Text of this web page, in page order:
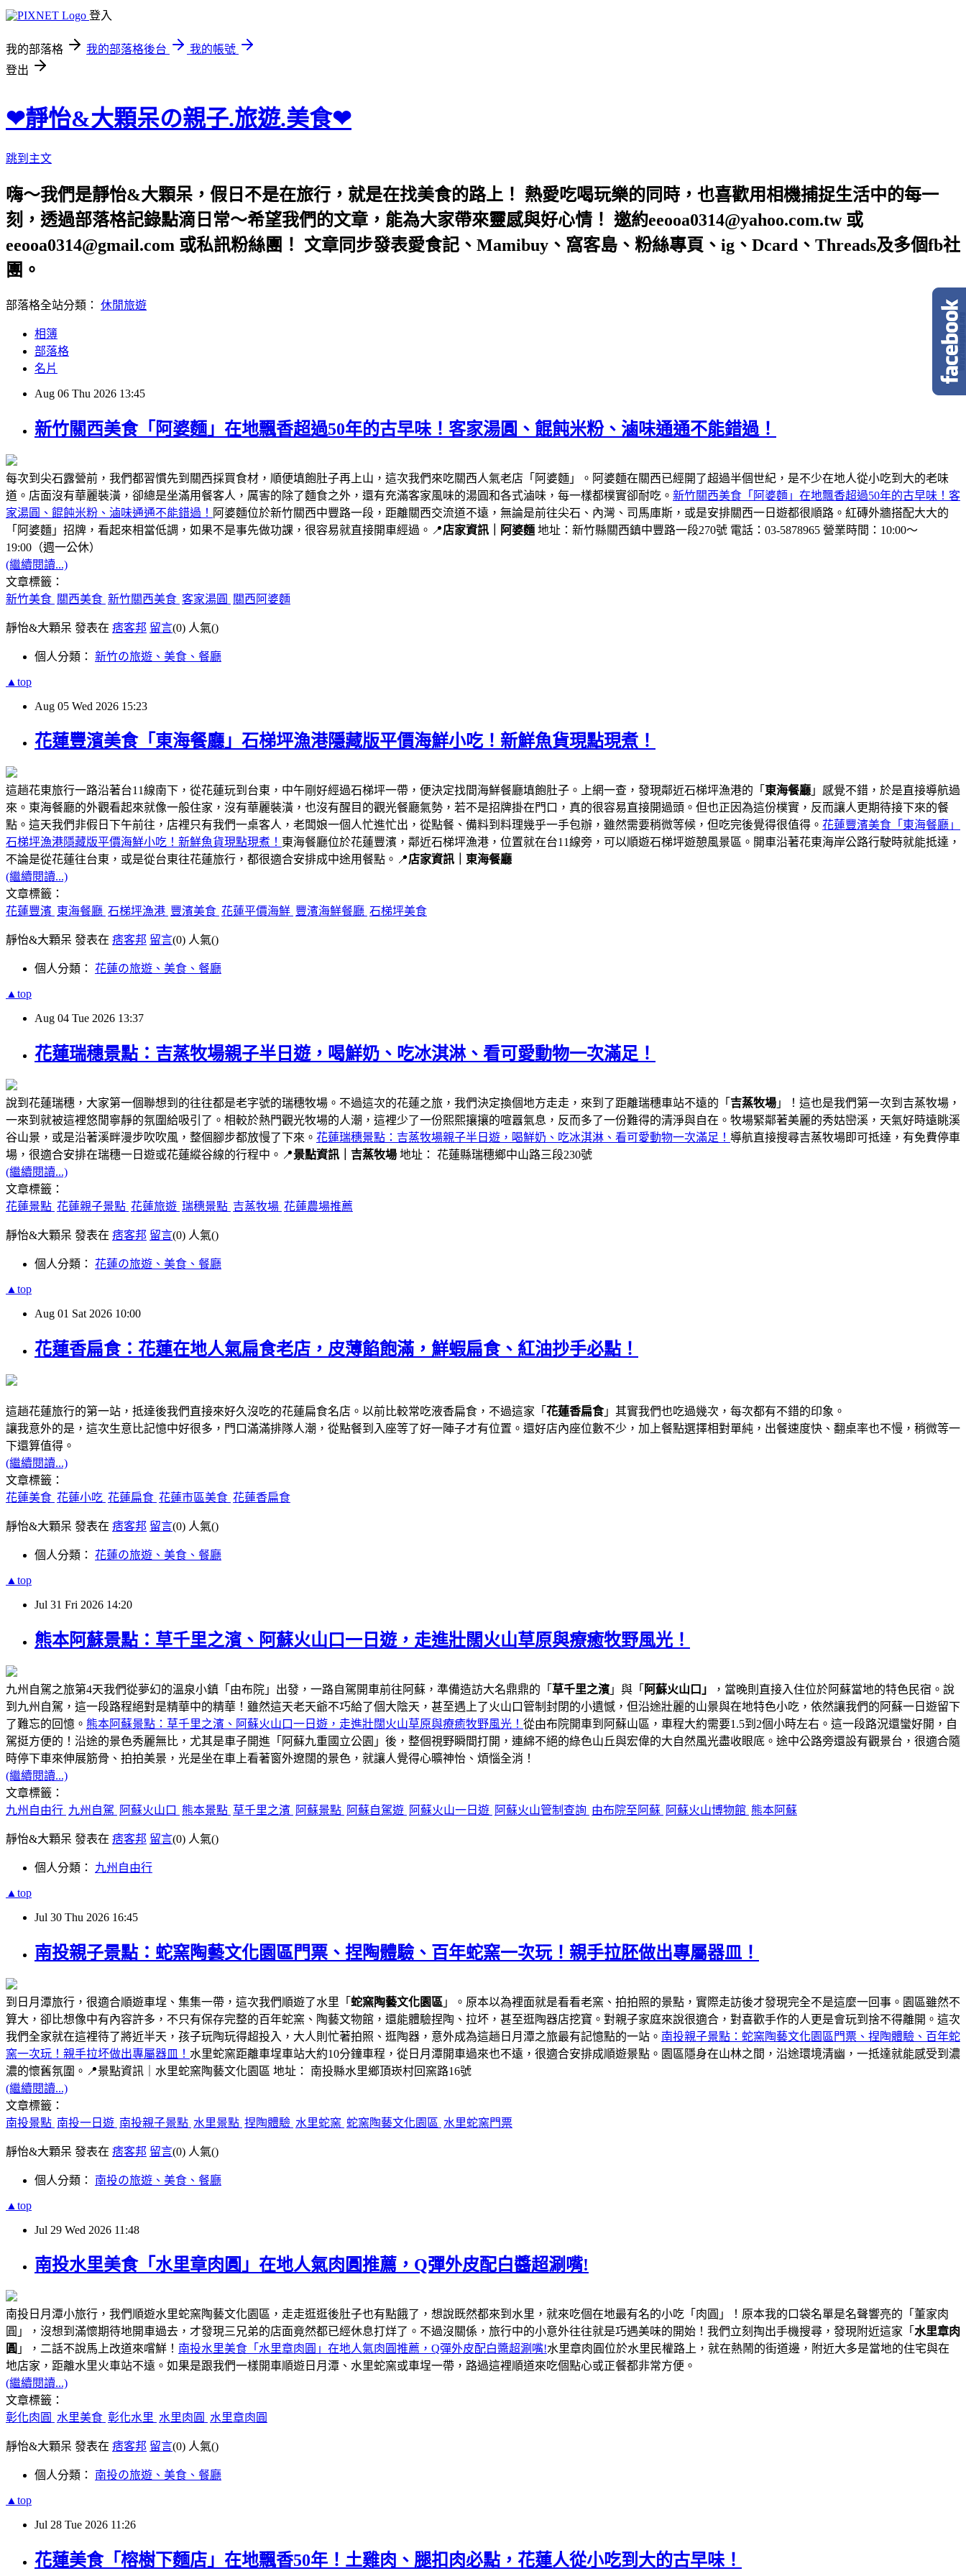
登入
我的部落格 我的部落格後台
我的帳號
登出
❤靜怡&大顆呆の親子.旅遊.美食❤
跳到主文
嗨～我們是靜怡&大顆呆，假日不是在旅行，就是在找美食的路上！ 熱愛吃喝玩樂的同時，也喜歡用相機捕捉生活中的每一
刻，透過部落格記錄點滴日常～希望我們的文章，能為大家帶來靈感與好心情！ 邀約eeooa0314@yahoo.com.tw 或
eeooa0314@gmail.com 或私訊粉絲團！ 文章同步發表愛食記、Mamibuy、窩客島、粉絲專頁、ig、Dcard、Threads及多個fb社
團。
部落格全站分類： 休閒旅遊
相簿
部落格
名片
Aug 06 Thu 2026 13:45
新竹關西美食「阿婆麵」在地飄香超過50年的古早味！客家湯圓、餛飩米粉、滷味通通不能錯過！
每次到尖石露營前，我們都習慣先到關西採買食材，順便填飽肚子再上山，這次我們來吃關西人氣老店「阿婆麵」。阿婆麵在關西已經開了超過半個世紀，是不少在地人從小吃到大的老味
道。店面沒有華麗裝潢，卻總是坐滿用餐客人，厲害的除了麵食之外，還有充滿客家風味的湯圓和各式滷味，每一樣都樸實卻耐吃。 新竹關西美食「阿婆麵」在地飄香超過50年的古早味！客
家湯圓、餛飩米粉、滷味通通不能錯過！ 阿婆麵位於新竹關西中豐路一段，距離關西交流道不遠，無論是前往尖石、內灣、司馬庫斯，或是安排關西一日遊都很順路。紅磚外牆搭配大大的
「阿婆麵」招牌，看起來相當低調，如果不是事先做功課，很容易就直接開車經過。📍店家資訊｜阿婆麵 地址：新竹縣關西鎮中豐路一段270號 電話：03-5878965 營業時間：10:00～
19:00（週一公休）
(繼續閱讀...)
文章標籤：
新竹美食 關西美食 新竹關西美食 客家湯圓 關西阿婆麵
靜怡&大顆呆 發表在 痞客邦 留言(0) 人氣()
個人分類： 新竹の旅遊、美食、餐廳
▲top
Aug 05 Wed 2026 15:23
花蓮豐濱美食「東海餐廳」石梯坪漁港隱藏版平價海鮮小吃！新鮮魚貨現點現煮！
這趟花東旅行一路沿著台11線南下，從花蓮玩到台東，中午剛好經過石梯坪一帶，便決定找間海鮮餐廳填飽肚子。上網一查，發現鄰近石梯坪漁港的「 東海餐廳 」感覺不錯，於是直接導航過
來。東海餐廳的外觀看起來就像一般住家，沒有華麗裝潢，也沒有醒目的觀光餐廳氣勢，若不是招牌掛在門口，真的很容易直接開過頭。但也正因為這份樸實，反而讓人更期待接下來的餐
點。這天我們非假日下午前往，店裡只有我們一桌客人，老闆娘一個人忙進忙出，從點餐、備料到料理幾乎一手包辦，雖然需要稍微等候，但吃完後覺得很值得。 花蓮豐濱美食「東海餐廳」
石梯坪漁港隱藏版平價海鮮小吃！新鮮魚貨現點現煮！ 東海餐廳位於花蓮豐濱，鄰近石梯坪漁港，位置就在台11線旁，可以順遊石梯坪遊憩風景區。開車沿著花東海岸公路行駛時就能抵達，
不論是從花蓮往台東，或是從台東往花蓮旅行，都很適合安排成中途用餐點。📍店家資訊｜東海餐廳
(繼續閱讀...)
文章標籤：
花蓮豐濱 東海餐廳 石梯坪漁港 豐濱美食 花蓮平價海鮮 豐濱海鮮餐廳 石梯坪美食
靜怡&大顆呆 發表在 痞客邦 留言(0) 人氣()
個人分類： 花蓮の旅遊、美食、餐廳
▲top
Aug 04 Tue 2026 13:37
花蓮瑞穗景點：吉蒸牧場親子半日遊，喝鮮奶、吃冰淇淋、看可愛動物一次滿足！
說到花蓮瑞穗，大家第一個聯想到的往往都是老字號的瑞穗牧場。不過這次的花蓮之旅，我們決定換個地方走走，來到了距離瑞穗車站不遠的「 吉蒸牧場 」！這也是我們第一次到吉蒸牧場，
一來到就被這裡悠閒寧靜的氛圍給吸引了。相較於熱門觀光牧場的人潮，這裡少了一份熙熙攘攘的喧囂氣息，反而多了一份難得的清淨與自在。牧場緊鄰著美麗的秀姑巒溪，天氣好時遠眺溪
谷山景，或是沿著溪畔漫步吹吹風，整個腳步都放慢了下來。 花蓮瑞穗景點：吉蒸牧場親子半日遊，喝鮮奶、吃冰淇淋、看可愛動物一次滿足！ 導航直接搜尋吉蒸牧場即可抵達，有免費停車
場，很適合安排在瑞穗一日遊或花蓮縱谷線的行程中。📍景點資訊｜吉蒸牧場 地址： 花蓮縣瑞穗鄉中山路三段230號
(繼續閱讀...)
文章標籤：
花蓮景點 花蓮親子景點 花蓮旅遊 瑞穗景點 吉蒸牧場 花蓮農場推薦
靜怡&大顆呆 發表在 痞客邦 留言(0) 人氣()
個人分類： 花蓮の旅遊、美食、餐廳
▲top
Aug 01 Sat 2026 10:00
花蓮香扁食：花蓮在地人氣扁食老店，皮薄餡飽滿，鮮蝦扁食、紅油抄手必點！
這趟花蓮旅行的第一站，抵達後我們直接來好久沒吃的花蓮扁食名店。以前比較常吃液香扁食，不過這家「 花蓮香扁食」其實我們也吃過幾次，每次都有不錯的印象。
讓我意外的是，這次生意比記憶中好很多，門口滿滿排隊人潮，從點餐到入座等了好一陣子才有位置。還好店內座位數不少，加上餐點選擇相對單純，出餐速度快、翻桌率也不慢，稍微等一
下還算值得。
(繼續閱讀...)
文章標籤：
花蓮美食 花蓮小吃 花蓮扁食 花蓮市區美食 花蓮香扁食
靜怡&大顆呆 發表在 痞客邦 留言(0) 人氣()
個人分類： 花蓮の旅遊、美食、餐廳
▲top
Jul 31 Fri 2026 14:20
熊本阿蘇景點：草千里之濱、阿蘇火山口一日遊，走進壯闊火山草原與療癒牧野風光！
九州自駕之旅第4天我們從夢幻的溫泉小鎮「由布院」出發，一路自駕開車前往阿蘇，準備造訪大名鼎鼎的「 草千里之濱 」與「 阿蘇火山口」
，當晚則直接入住位於阿蘇當地的特色民宿。說
到九州自駕，這一段路程絕對是精華中的精華！雖然這天老天爺不巧給了個大陰天，甚至遇上了火山口管制封閉的小遺憾，但沿途壯麗的山景與在地特色小吃，依然讓我們的阿蘇一日遊留下
了難忘的回憶。 熊本阿蘇景點：草千里之濱、阿蘇火山口一日遊，走進壯闊火山草原與療癒牧野風光！ 從由布院開車到阿蘇山區，車程大約需要1.5到2個小時左右。這一段路況還蠻好開，自
駕挺方便的！沿途的景色秀麗無比，尤其是車子開進「阿蘇九重國立公園」後，整個視野瞬間打開，連綿不絕的綠色山丘與宏偉的大自然風光盡收眼底。途中公路旁還設有觀景台，很適合隨
時停下車來伸展筋骨、拍拍美景，光是坐在車上看著窗外遼闊的景色，就讓人覺得心曠神怡、煩惱全消！
(繼續閱讀...)
文章標籤：
九州自由行 九州自駕 阿蘇火山口 熊本景點 草千里之濱 阿蘇景點 阿蘇自駕遊 阿蘇火山一日遊 阿蘇火山管制查詢 由布院至阿蘇 阿蘇火山博物館 熊本阿蘇
靜怡&大顆呆 發表在 痞客邦 留言(0) 人氣()
個人分類： 九州自由行
▲top
Jul 30 Thu 2026 16:45
南投親子景點：蛇窯陶藝文化園區門票、捏陶體驗、百年蛇窯一次玩！親手拉胚做出專屬器皿！
到日月潭旅行，很適合順遊車埕、集集一帶，這次我們順遊了水里「 蛇窯陶藝文化園區 」。原本以為裡面就是看看老窯、拍拍照的景點，實際走訪後才發現完全不是這麼一回事。園區雖然不
算大，卻比想像中有內容許多，不只有保存完整的百年蛇窯、陶藝文物館，還能體驗捏陶、拉坏，甚至逛陶器店挖寶。對親子家庭來說很適合，對喜歡手作的人更是會玩到捨不得離開。這次
我們全家就在這裡待了將近半天，孩子玩陶玩得超投入，大人則忙著拍照、逛陶器，意外成為這趟日月潭之旅最有記憶點的一站。 南投親子景點：蛇窯陶藝文化園區門票、捏陶體驗、百年蛇
窯一次玩！親手拉坏做出專屬器皿！ 水里蛇窯距離車埕車站大約10分鐘車程，從日月潭開車過來也不遠，很適合安排成順遊景點。園區隱身在山林之間，沿途環境清幽，一抵達就能感受到濃
濃的懷舊氛圍。📍景點資訊｜水里蛇窯陶藝文化園區 地址： 南投縣水里鄉頂崁村回窯路16號
(繼續閱讀...)
文章標籤：
南投景點 南投一日遊 南投親子景點 水里景點 捏陶體驗 水里蛇窯 蛇窯陶藝文化園區 水里蛇窯門票
靜怡&大顆呆 發表在 痞客邦 留言(0) 人氣()
個人分類： 南投の旅遊、美食、餐廳
▲top
Jul 29 Wed 2026 11:48
南投水里美食「水里章肉圓」在地人氣肉圓推薦，Q彈外皮配白醬超涮嘴!
南投日月潭小旅行，我們順遊水里蛇窯陶藝文化園區，走走逛逛後肚子也有點餓了，想說既然都來到水里，就來吃個在地最有名的小吃「肉圓」！原本我的口袋名單是名聲響亮的「董家肉
圓」，沒想到滿懷期待地開車過去，才發現三兄弟的店面竟然都已經休息打烊了。不過沒關係，旅行中的小意外往往就是巧遇美味的開始！我們立刻掏出手機搜尋，發現附近這家「 水里章肉
圓 」，二話不說馬上改道來嚐鮮！ 南投水里美食「水里章肉圓」在地人氣肉圓推薦，Q彈外皮配白醬超涮嘴!水里章肉圓位於水里民權路上，就在熱鬧的街道邊，附近大多是當地的住宅與在
地店家， 距離水里火車站不遠 。如果是跟我們一樣開車順遊日月潭、水里蛇窯或車埕一帶，路過這裡順道來吃個點心或正餐都非常方便。
(繼續閱讀...)
文章標籤：
彰化肉圓
水里美食 彰化水里 水里肉圓 水里章肉圓
靜怡&大顆呆 發表在 痞客邦 留言(0) 人氣()
個人分類： 南投の旅遊、美食、餐廳
▲top
Jul 28 Tue 2026 11:26
花蓮美食「榕樹下麵店」在地飄香50年！土雞肉、腿扣肉必點，花蓮人從小吃到大的古早味！